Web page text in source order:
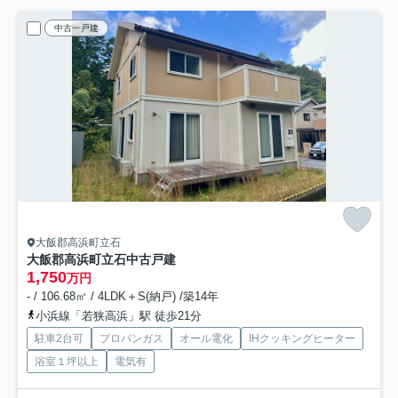
中古一戸建
大飯郡高浜町立石
大飯郡高浜町立石中古戸建
1,750万円
- / 106.68㎡ / 4LDK＋S(納戸) /築14年
小浜線「若狭高浜」駅 徒歩21分
駐車2台可 プロパンガス オール電化
IHクッキングヒーター
浴室１坪以上
電気有